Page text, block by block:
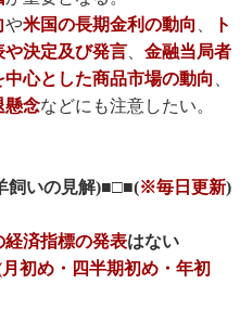
や米国の長期金利の動向 、
ト
や決定及び発言、 金融当局者
中心とした商品市場の動向 、
懸念などにも注意したい。
飼いの見解)■□■(※毎日更新)
済指標の発表はない
初め・四半期初め・年初